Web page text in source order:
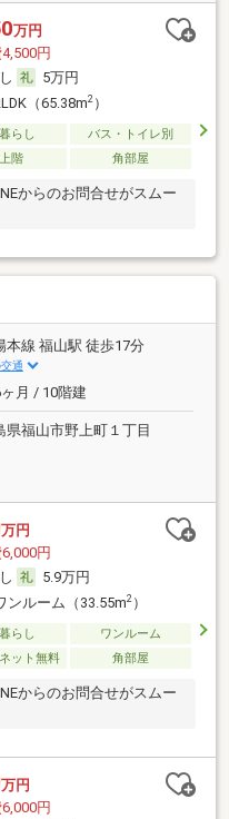
万円
円
5万円
（65.38m2）
らし
バス・トイレ別
階 角部屋
からのお問合せがスムー
本線 福山駅 徒歩17分
通
月 / 10階建
県福山市野上町１丁目
万円
円
5.9万円
ンルーム（33.55m2）
らし
ワンルーム
ット無料 角部屋
からのお問合せがスムー
万円
円